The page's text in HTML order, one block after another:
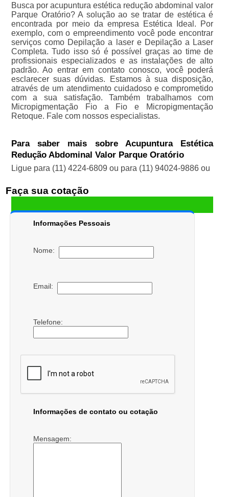
Busca por acupuntura estética redução abdominal valor
Parque Oratório? A solução ao se tratar de estética é
encontrada por meio da empresa Estética Ideal. Por
exemplo, com o empreendimento você pode encontrar
serviços como Depilação a laser e Depilação a Laser
Completa. Tudo isso só é possível graças ao time de
profissionais especializados e as instalações de alto
padrão. Ao entrar em contato conosco, você poderá
esclarecer suas dúvidas. Estamos à sua disposição,
através de um atendimento cuidadoso e comprometido
com a sua satisfação. Também trabalhamos com
Micropigmentação Fio a Fio e Micropigmentação
Retoque. Fale com nossos especialistas.
Para saber mais sobre Acupuntura Estética
Redução Abdominal Valor Parque Oratório
Ligue para (11) 4224-6809 ou para (11) 94024-9886ou
Faça sua cotação
Informações Pessoais
Nome:
Email:
Telefone:
Informações de contato ou cotação
Mensagem: